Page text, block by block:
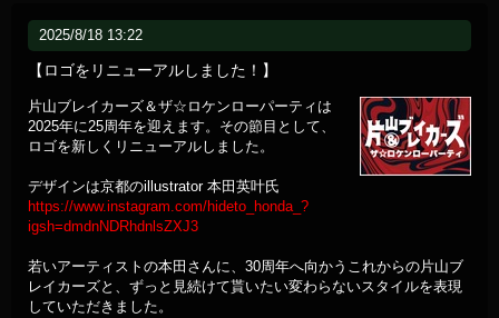
2025/8/18 13:22
【ロゴをリニューアルしました！】
片山ブレイカーズ＆ザ☆ロケンローパーティは
2025年に25周年を迎えます。その節目として、
ロゴを新しくリニューアルしました。
デザインは京都のillustrator 本田英叶氏
https://www.instagram.com/hideto_honda_?
igsh=dmdnNDRhdnlsZXJ3
若いアーティストの本田さんに、30周年へ向かうこれからの片山ブ
レイカーズと、ずっと見続けて貰いたい変わらないスタイルを表現
していただきました。